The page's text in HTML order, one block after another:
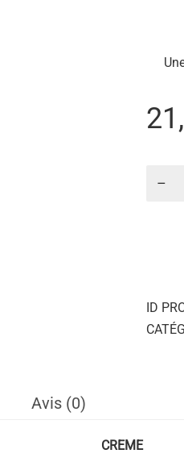
ID
Avis (0)
CREME